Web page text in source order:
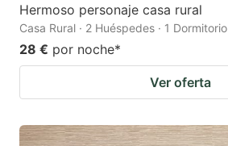
Hermoso personaje casa rural
Casa Rural · 2 Huéspedes · 1 Dormitorio
28 € por noche*
Ver oferta